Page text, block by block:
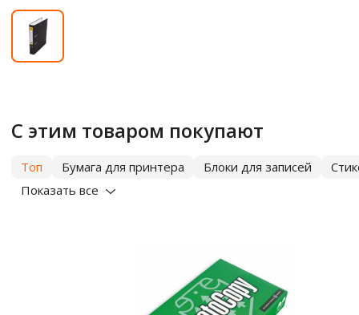
С этим товаром покупают
Топ Бумага для принтера Блоки для записей
Показать все